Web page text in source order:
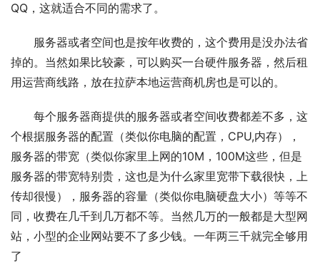
QQ，这就适合不同的需求了。
服务器或者空间也是按年收费的，这个费用是没办法省
掉的。当然如果比较豪，可以购买一台硬件服务器，然后租
用运营商线路，放在拉萨本地运营商机房也是可以的。
每个服务器商提供的服务器或者空间收费都差不多，这
个根据服务器的配置（类似你电脑的配置，CPU,内存），
服务器的带宽（类似你家里上网的10M，100M这些，但是
服务器的带宽特别贵，这也是为什么家里宽带下载很快，上
传却很慢），服务器的容量（类似你电脑硬盘大小）等等不
同，收费在几千到几万都不等。当然几万的一般都是大型网
站，小型的企业网站要不了多少钱。一年两三千就完全够用
了